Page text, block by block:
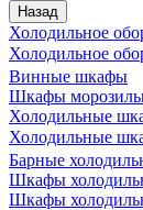
Назад
Холодильное
Холодильное
Винные шкафы
Шкафы
Холодильные
Холодильные
Барные
Шкафы
Шкафы